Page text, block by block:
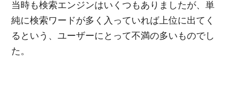
当時も検索エンジンはいくつもありましたが、単
純に検索ワードが多く入っていれば上位に出てく
るという、ユーザーにとって不満の多いものでし
た。